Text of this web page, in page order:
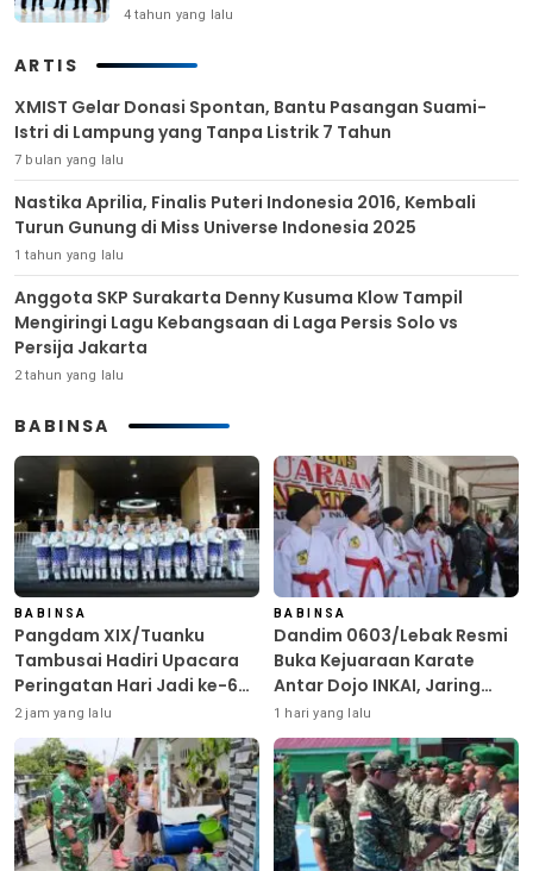
4 tahun yang lalu
ARTIS
XMIST Gelar Donasi Spontan, Bantu Pasangan Suami-
Istri di Lampung yang Tanpa Listrik 7 Tahun
7 bulan yang lalu
Nastika Aprilia, Finalis Puteri Indonesia 2016, Kembali
Turun Gunung di Miss Universe Indonesia 2025
1 tahun yang lalu
Anggota SKP Surakarta Denny Kusuma Klow Tampil
Mengiringi Lagu Kebangsaan di Laga Persis Solo vs
Persija Jakarta
2 tahun yang lalu
BABINSA
BABINSA
Pangdam XIX/Tuanku
Tambusai Hadiri Upacara
Peringatan Hari Jadi ke-69
Provinsi Riau
2 jam yang lalu
BABINSA
Dandim 0603/Lebak Resmi
Buka Kejuaraan Karate
Antar Dojo INKAI, Jaring
Bibit Atlet Unggul Sambut
HUT ke-81 RI
1 hari yang lalu